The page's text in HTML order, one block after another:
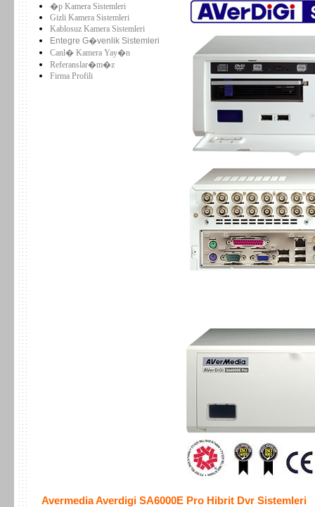
Avermedia Averdigi SA6000E Pro Hibrit Dvr Sistemleri
�p Kamera Sistemleri
Gizli Kamera Sistemleri
Kablosuz Kamera Sistemleri
Entegre G�venlik Sistemleri
Canl� Kamera Yay�n
Referanslar�m�z
Firma Profili